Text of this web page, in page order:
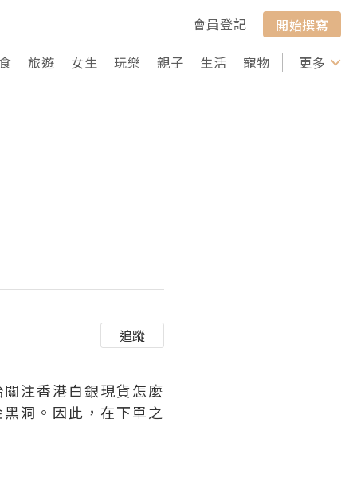
會員登記
開始撰寫
旅遊 女生 玩樂 親子 生活 寵物 行山 打卡
更多
追蹤
注香港白銀現貨怎麼
洞。因此，在下單之